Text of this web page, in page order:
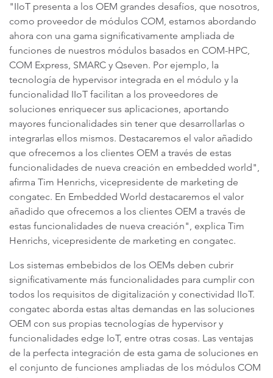
"IIoT presenta a los OEM grandes desafíos, que nosotros,
como proveedor de módulos COM, estamos abordando
ahora con una gama significativamente ampliada de
funciones de nuestros módulos basados en COM-HPC,
COM Express, SMARC y Qseven. Por ejemplo, la
tecnología de hypervisor integrada en el módulo y la
funcionalidad IIoT facilitan a los proveedores de
soluciones enriquecer sus aplicaciones, aportando
mayores funcionalidades sin tener que desarrollarlas o
integrarlas ellos mismos. Destacaremos el valor añadido
que ofrecemos a los clientes OEM a través de estas
funcionalidades de nueva creación en embedded world",
afirma Tim Henrichs, vicepresidente de marketing de
congatec. En Embedded World destacaremos el valor
añadido que ofrecemos a los clientes OEM a través de
estas funcionalidades de nueva creación", explica Tim
Henrichs, vicepresidente de marketing en congatec.
Los sistemas embebidos de los OEMs deben cubrir
significativamente más funcionalidades para cumplir con
todos los requisitos de digitalización y conectividad IIoT.
congatec aborda estas altas demandas en las soluciones
OEM con sus propias tecnologías de hypervisor y
funcionalidades edge IoT, entre otras cosas. Las ventajas
de la perfecta integración de esta gama de soluciones en
el conjunto de funciones ampliadas de los módulos COM